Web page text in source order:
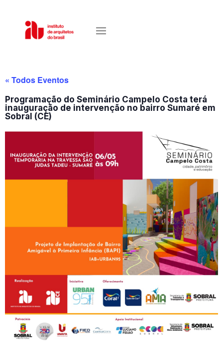
« Todos Eventos
Programação do Seminário Campelo Costa terá
inauguração de intervenção no bairro Sumaré em
Sobral (CE)